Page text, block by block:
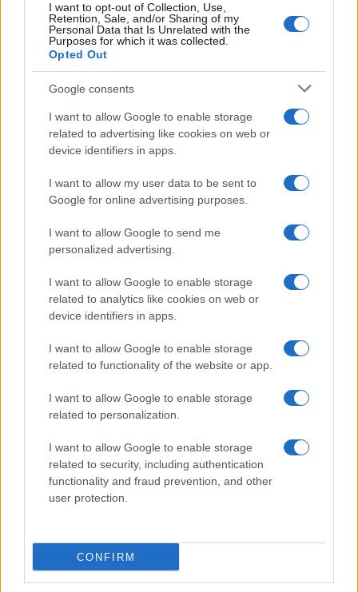
I want to opt-out of Collection, Use,
Retention, Sale, and/or Sharing of my
Personal Data that Is Unrelated with the
Purposes for which it was collected.
Opted Out
Google consents
I want to allow Google to enable storage
related to advertising like cookies on web or
device identifiers in apps.
I want to allow my user data to be sent to
Google for online advertising purposes.
I want to allow Google to send me
personalized advertising.
I want to allow Google to enable storage
related to analytics like cookies on web or
device identifiers in apps.
I want to allow Google to enable storage
related to functionality of the website or app.
I want to allow Google to enable storage
related to personalization.
I want to allow Google to enable storage
related to security, including authentication
functionality and fraud prevention, and other
user protection.
CONFIRM
ridefinendo le politiche pubbliche
Linda Pellegrini · 5 Ago 2026
Agentic AI Security: Neva SGR punta su Straiker per
proteggere l’intelligenza artificiale
attuativi
Valutazione di Impatto Generazionale: come l’Italia sta
ridefinendo le politiche pubbliche
4
Come USTDA sta guidando l’uso dell’IA nei contratti